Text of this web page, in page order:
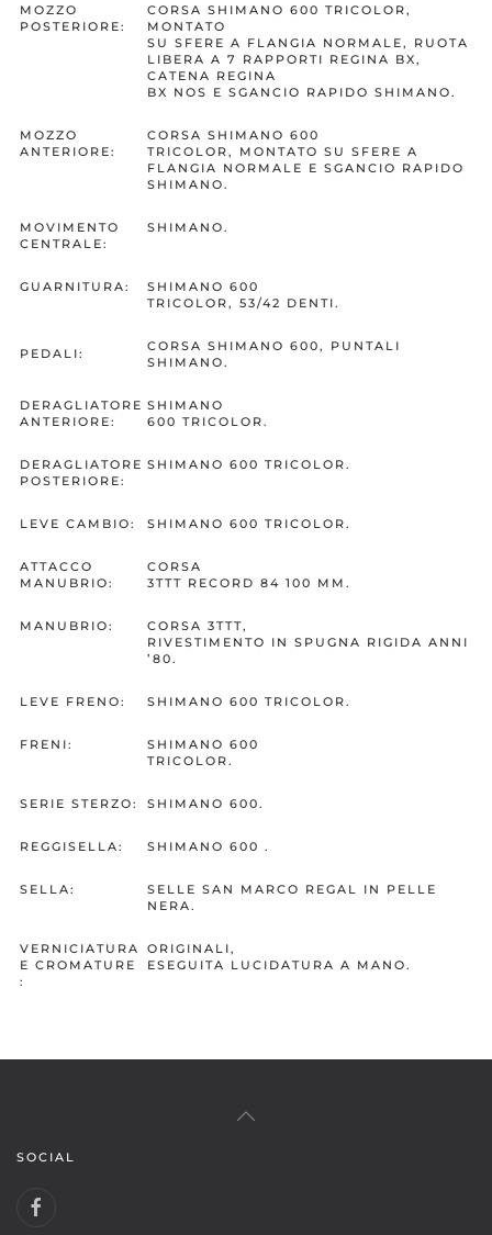
MOZZO
POSTERIORE:
CORSA SHIMANO 600 TRICOLOR,
MONTATO
SU SFERE A FLANGIA NORMALE, RUOTA
LIBERA A 7 RAPPORTI REGINA BX,
CATENA REGINA
BX NOS E SGANCIO RAPIDO SHIMANO.
MOZZO
ANTERIORE:
CORSA SHIMANO 600
TRICOLOR, MONTATO SU SFERE A
FLANGIA NORMALE E SGANCIO RAPIDO
SHIMANO.
MOVIMENTO
CENTRALE:
SHIMANO.
GUARNITURA:
SHIMANO 600
TRICOLOR, 53/42 DENTI.
PEDALI:
CORSA SHIMANO 600, PUNTALI
SHIMANO.
DERAGLIATORE
ANTERIORE:
SHIMANO
600 TRICOLOR.
DERAGLIATORE
POSTERIORE:
SHIMANO 600 TRICOLOR.
LEVE CAMBIO: SHIMANO 600 TRICOLOR.
ATTACCO
MANUBRIO:
CORSA
3TTT RECORD 84 100 MM.
MANUBRIO:
CORSA 3TTT,
RIVESTIMENTO IN SPUGNA RIGIDA ANNI
’80.
LEVE FRENO: SHIMANO 600 TRICOLOR.
FRENI:
SHIMANO 600
TRICOLOR.
SERIE STERZO: SHIMANO 600.
REGGISELLA: SHIMANO 600 .
SELLA:
SELLE SAN MARCO REGAL IN PELLE
NERA.
VERNICIATURA
E CROMATURE
:
ORIGINALI,
ESEGUITA LUCIDATURA A MANO.
SOCIAL